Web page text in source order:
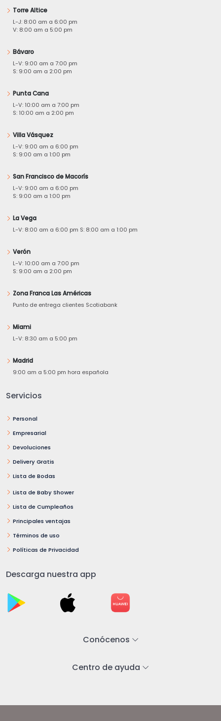
Torre Altice
L-J: 8:00 am a 6:00 pm
V: 8:00 am a 5:00 pm
Bávaro
L-V: 9:00 am a 7:00 pm
S: 9:00 am a 2:00 pm
Punta Cana
L-V: 10:00 am a 7:00 pm
S: 10:00 am a 2:00 pm
Villa Vásquez
L-V: 9:00 am a 6:00 pm
S: 9:00 am a 1:00 pm
San Francisco de Macorís
L-V: 9:00 am a 6:00 pm
S: 9:00 am a 1:00 pm
La Vega
L-V: 8:00 am a 6:00 pm S: 8:00 am a 1:00 pm
Verón
L-V: 10:00 am a 7:00 pm
S: 9:00 am a 2:00 pm
Zona Franca Las Américas
Punto de entrega clientes Scotiabank
Miami
L-V: 8:30 am a 5:00 pm
Madrid
9:00 am a 5:00 pm hora española
Servicios
Personal
Empresarial
Devoluciones
Delivery Gratis
Lista de Bodas
Lista de Baby Shower
Lista de Cumpleaños
Principales ventajas
Términos de uso
Políticas de Privacidad
Descarga nuestra app
Conócenos
Centro de ayuda